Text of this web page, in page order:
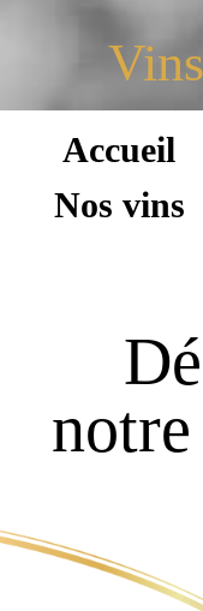
Accueil
Nos vins